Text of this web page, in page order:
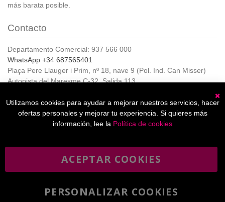
más barata posible.
Contacto
Departamento Comercial: 937 566 000
WhatsApp +34 687565401
Plaça Pere Llauger i Prim, nº 18, nave 9 (Pol. Ind. Can Misser)
Autopista del Maresme C-32, Salida 113
Horario de Atención al cliente:
De lunes a jueves de 8:00 a 17:00,
Viernes de 8:00 a 15:00
informativo
He leído y acepto lapolítica de privacidad
Utilizamos cookies para ayudar a mejorar nuestros servicios, hacer
ofertas personales y mejorar tu experiencia. Si quieres más
información, lee la Política de cookies
ACEPTAR COOKIES
PERSONALIZAR COOKIES